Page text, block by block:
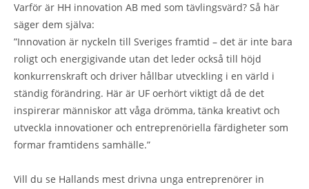
Varför är HH innovation AB med som tävlingsvärd? Så här
säger dem själva:
”Innovation är nyckeln till Sveriges framtid – det är inte bara
roligt och energigivande utan det leder också till höjd
konkurrenskraft och driver hållbar utveckling i en värld i
ständig förändring. Här är UF oerhört viktigt då de det
inspirerar människor att våga drömma, tänka kreativt och
utveckla innovationer och entreprenöriella färdigheter som
formar framtidens samhälle.”
Vill du se Hallands mest drivna unga entreprenörer in